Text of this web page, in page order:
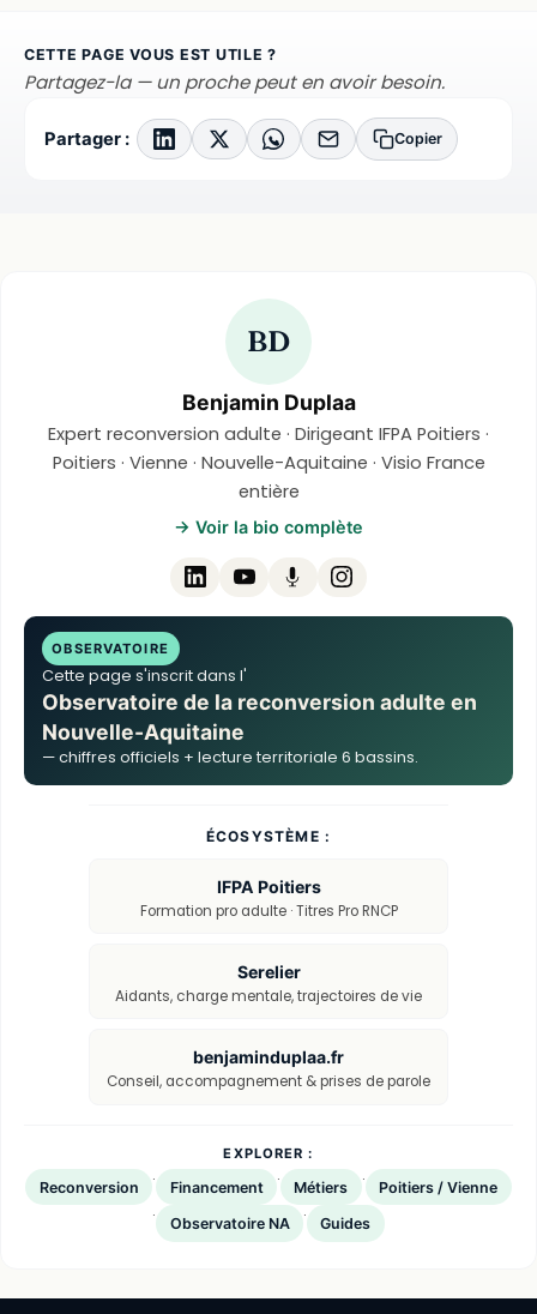
CETTE PAGE VOUS EST UTILE ?
Partagez-la — un proche peut en avoir besoin.
Partager : Copier
BD
Benjamin Duplaa
Expert reconversion adulte · Dirigeant IFPA Poitiers ·
Poitiers · Vienne · Nouvelle-Aquitaine · Visio France
entière
→ Voir la bio complète
OBSERVATOIRE
Cette page s'inscrit dans l'
Observatoire de la reconversion adulte en
Nouvelle-Aquitaine
— chiffres officiels + lecture territoriale 6 bassins.
ÉCOSYSTÈME :
IFPA Poitiers
Formation pro adulte · Titres Pro RNCP
Serelier
Aidants, charge mentale, trajectoires de vie
benjaminduplaa.fr
Conseil, accompagnement & prises de parole
EXPLORER :
Reconversion · Financement · Métiers · Poitiers / Vienne
· Observatoire NA · Guides